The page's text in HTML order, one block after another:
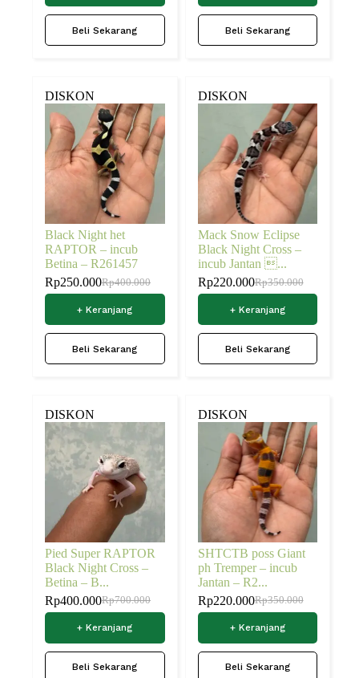
Beli Sekarang Beli Sekarang
DISKON
Black Night het
RAPTOR – incub
Betina – R261457
Rp400.000
Rp250.000
+ Keranjang
Beli Sekarang
DISKON
Mack Snow Eclipse
Black Night Cross –
incub Jantan ...
Rp350.000
Rp220.000
+ Keranjang
Beli Sekarang
DISKON
Pied Super RAPTOR
Black Night Cross –
Betina – B...
Rp700.000
Rp400.000
+ Keranjang
Beli Sekarang
DISKON
SHTCTB poss Giant
ph Tremper – incub
Jantan – R2...
Rp350.000
Rp220.000
+ Keranjang
Beli Sekarang